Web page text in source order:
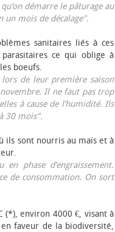
démarre le pâturage au
mois de décalage".
sanitaires liés à ces
ce qui oblige à
les bœufs.
de leur première saison
Il ne faut pas trop
à cause de l’humidité. Ils
30 mois".
ils sont nourris au maïs et à
phase d’engraissement.
de consommation. On sort
(*), environ 4000 €, visant à
faveur de la biodiversité,